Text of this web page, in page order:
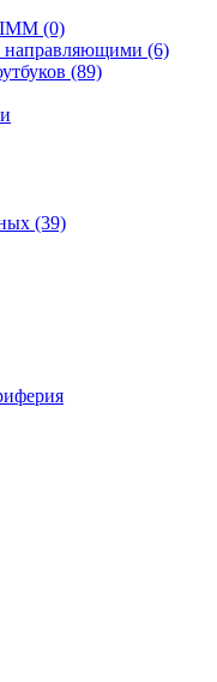
(0)
(6)
(89)
(39)